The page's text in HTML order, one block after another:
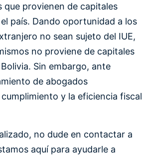
que provienen de capitales
país. Dando oportunidad a los
no sean sujeto del IUE,
no proviene de capitales
Sin embargo, ante
de abogados
y la eficiencia fiscal
no dude en contactar a
aquí para ayudarle a